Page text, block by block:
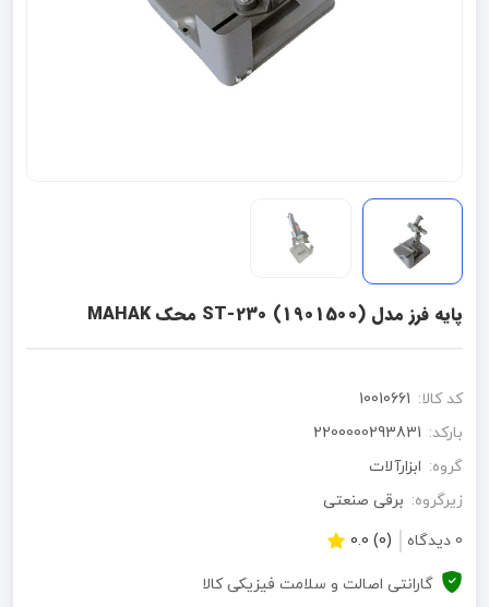
پایه فرز مدل ST-230 (1901500) محک MAHAK
کد کالا: 10010661
بارکد: 2200000293831
گروه: ابزارآلات
زیرگروه: برقی صنعتی
0 دیدگاه
(0) 0.0
گارانتی اصالت و سلامت فیزیکی کالا